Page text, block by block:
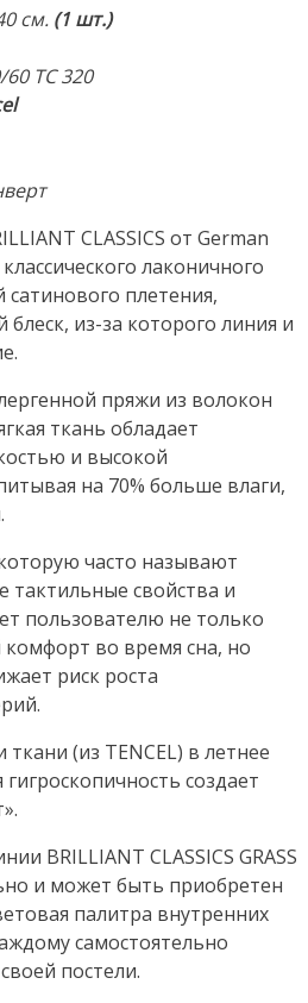
см. (1 шт.)
ТС 320
CLASSICS от German
лаконичного
плетения,
из-за которого линия и
пряжи из волокон
ткань обладает
и высокой
на 70% больше влаги,
часто называют
тактильные свойства и
пользователю не только
во время сна, но
риск роста
(из TENCEL) в летнее
создает
BRILLIANT CLASSICS GRASS
и может быть приобретен
палитра внутренних
самостоятельно
постели.